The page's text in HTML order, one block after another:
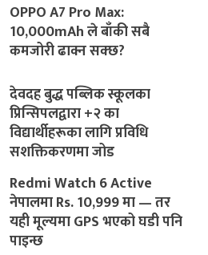
OPPO A7 Pro Max:
10,000mAh ले बाँकी सबै
कमजोरी ढाक्न सक्छ?
देवदह बुद्ध पब्लिक स्कूलका
प्रिन्सिपलद्वारा +२ का
विद्यार्थीहरूका लागि प्रविधि
सशक्तिकरणमा जोड
Redmi Watch 6 Active
नेपालमा Rs. 10,999 मा — तर
यही मूल्यमा GPS भएको घडी पनि
पाइन्छ